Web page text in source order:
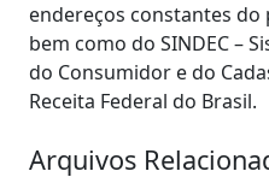
endereços constantes
bem como do SINDEC –
do Consumidor e do
Receita Federal do Brasil.
Arquivos